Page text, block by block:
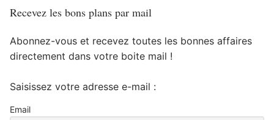
Recevez les bons plans par mail
Abonnez-vous et recevez toutes les bonnes affaires
directement dans votre boite mail !
Saisissez votre adresse e-mail :
Email